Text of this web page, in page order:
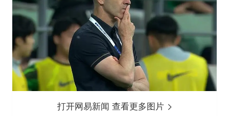
打开网易新闻 查看更多图片